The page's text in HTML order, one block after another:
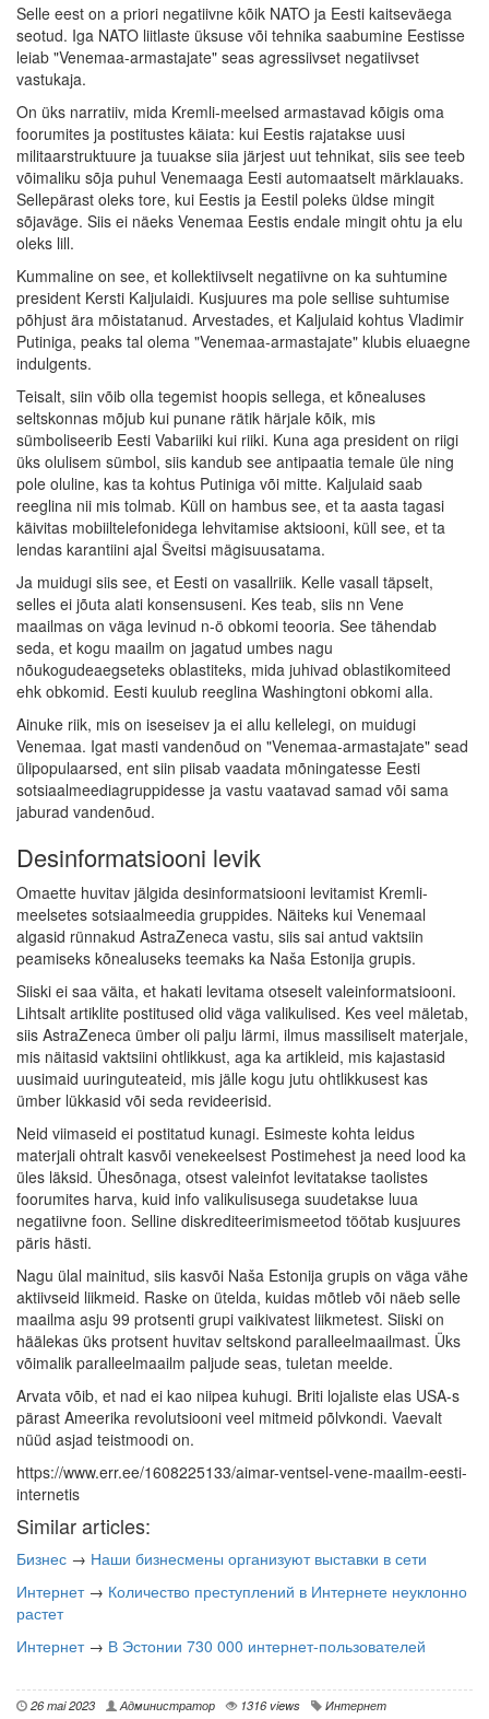
Selle eest on a priori negatiivne kõik NATO ja Eesti kaitseväega
seotud. Iga NATO liitlaste üksuse või tehnika saabumine Eestisse
leiab "Venemaa-armastajate" seas agressiivset negatiivset
vastukaja.
On üks narratiiv, mida Kremli-meelsed armastavad kõigis oma
foorumites ja postitustes käiata: kui Eestis rajatakse uusi
militaarstruktuure ja tuuakse siia järjest uut tehnikat, siis see teeb
võimaliku sõja puhul Venemaaga Eesti automaatselt märklauaks.
Sellepärast oleks tore, kui Eestis ja Eestil poleks üldse mingit
sõjaväge. Siis ei näeks Venemaa Eestis endale mingit ohtu ja elu
oleks lill.
Kummaline on see, et kollektiivselt negatiivne on ka suhtumine
president Kersti Kaljulaidi. Kusjuures ma pole sellise suhtumise
põhjust ära mõistatanud. Arvestades, et Kaljulaid kohtus Vladimir
Putiniga, peaks tal olema "Venemaa-armastajate" klubis eluaegne
indulgents.
Teisalt, siin võib olla tegemist hoopis sellega, et kõnealuses
seltskonnas mõjub kui punane rätik härjale kõik, mis
sümboliseerib Eesti Vabariiki kui riiki. Kuna aga president on riigi
üks olulisem sümbol, siis kandub see antipaatia temale üle ning
pole oluline, kas ta kohtus Putiniga või mitte. Kaljulaid saab
reeglina nii mis tolmab. Küll on hambus see, et ta aasta tagasi
käivitas mobiiltelefonidega lehvitamise aktsiooni, küll see, et ta
lendas karantiini ajal Šveitsi mägisuusatama.
Ja muidugi siis see, et Eesti on vasallriik. Kelle vasall täpselt,
selles ei jõuta alati konsensuseni. Kes teab, siis nn Vene
maailmas on väga levinud n-ö obkomi teooria. See tähendab
seda, et kogu maailm on jagatud umbes nagu
nõukogudeaegseteks oblastiteks, mida juhivad oblastikomiteed
ehk obkomid. Eesti kuulub reeglina Washingtoni obkomi alla.
Ainuke riik, mis on iseseisev ja ei allu kellelegi, on muidugi
Venemaa. Igat masti vandenõud on "Venemaa-armastajate" sead
ülipopulaarsed, ent siin piisab vaadata mõningatesse Eesti
sotsiaalmeediagruppidesse ja vastu vaatavad samad või sama
jaburad vandenõud.
Desinformatsiooni levik
Omaette huvitav jälgida desinformatsiooni levitamist Kremli-
meelsetes sotsiaalmeedia gruppides. Näiteks kui Venemaal
algasid rünnakud AstraZeneca vastu, siis sai antud vaktsiin
peamiseks kõnealuseks teemaks ka Naša Estonija grupis.
Siiski ei saa väita, et hakati levitama otseselt valeinformatsiooni.
Lihtsalt artiklite postitused olid väga valikulised. Kes veel mäletab,
siis AstraZeneca ümber oli palju lärmi, ilmus massiliselt materjale,
mis näitasid vaktsiini ohtlikkust, aga ka artikleid, mis kajastasid
uusimaid uuringuteateid, mis jälle kogu jutu ohtlikkusest kas
ümber lükkasid või seda revideerisid.
Neid viimaseid ei postitatud kunagi. Esimeste kohta leidus
materjali ohtralt kasvõi venekeelsest Postimehest ja need lood ka
üles läksid. Ühesõnaga, otsest valeinfot levitatakse taolistes
foorumites harva, kuid info valikulisusega suudetakse luua
negatiivne foon. Selline diskrediteerimismeetod töötab kusjuures
päris hästi.
Nagu ülal mainitud, siis kasvõi Naša Estonija grupis on väga vähe
aktiivseid liikmeid. Raske on ütelda, kuidas mõtleb või näeb selle
maailma asju 99 protsenti grupi vaikivatest liikmetest. Siiski on
häälekas üks protsent huvitav seltskond paralleelmaailmast. Üks
võimalik paralleelmaailm paljude seas, tuletan meelde.
Arvata võib, et nad ei kao niipea kuhugi. Briti lojaliste elas USA-s
pärast Ameerika revolutsiooni veel mitmeid põlvkondi. Vaevalt
nüüd asjad teistmoodi on.
https://www.err.ee/1608225133/aimar-ventsel-vene-maailm-eesti-
internetis
Similar articles:
Бизнес → Наши бизнесмены организуют выставки в сети
Интернет→ Количество преступлений в Интернете неуклонно
растет
Интернет→ В Эстонии 730 000 интернет-пользователей
26 mai 2023 Администратор 1316 views Интернет